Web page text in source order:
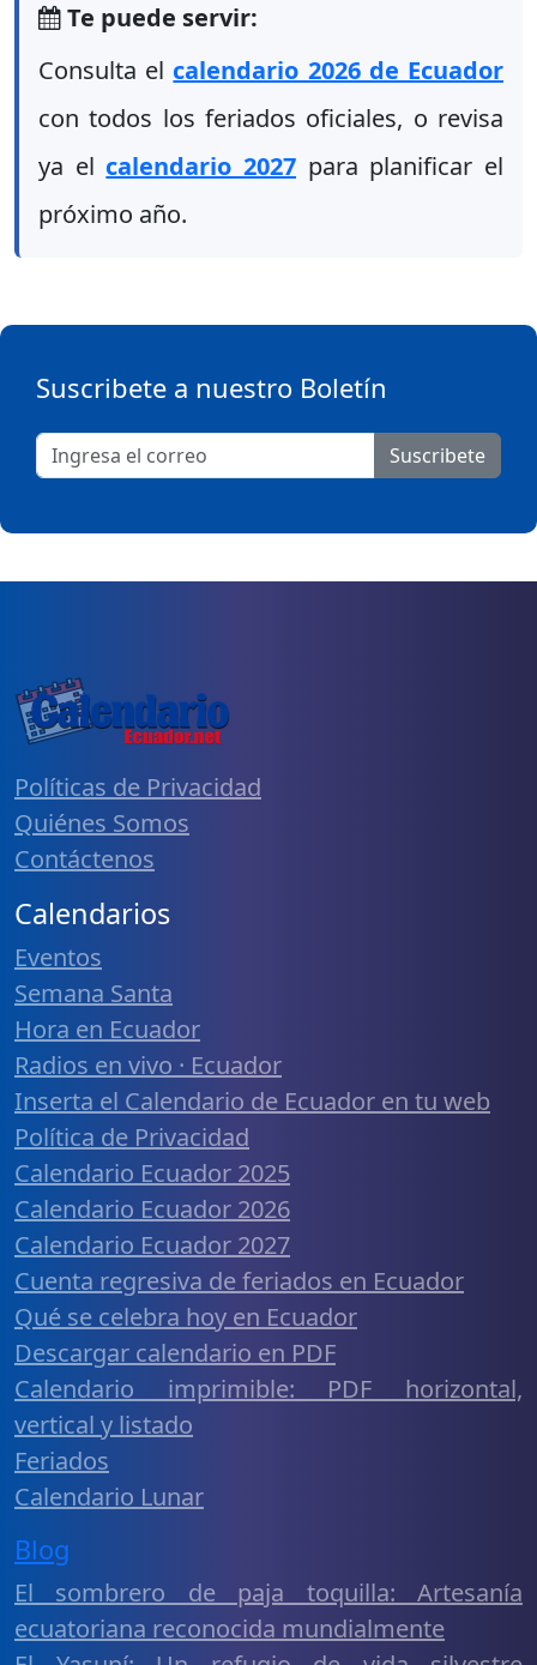
Te puede servir:
Consulta el calendario 2026 de Ecuador
con todos los feriados oficiales, o revisa
ya el calendario 2027 para planificar el
próximo año.
Suscribete a nuestro Boletín
Suscribete
Políticas de Privacidad
Quiénes Somos
Contáctenos
Calendarios
Eventos
Semana Santa
Hora en Ecuador
Radios en vivo · Ecuador
Inserta el Calendario de Ecuador en tu web
Política de Privacidad
Calendario Ecuador 2025
Calendario Ecuador 2026
Calendario Ecuador 2027
Cuenta regresiva de feriados en Ecuador
Qué se celebra hoy en Ecuador
Descargar calendario en PDF
Calendario imprimible: PDF horizontal,
vertical y listado
Feriados
Calendario Lunar
Blog
El sombrero de paja toquilla: Artesanía
ecuatoriana reconocida mundialmente